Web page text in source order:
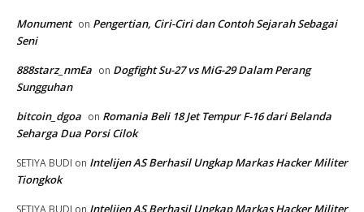
Monument on Pengertian, Ciri-Ciri dan Contoh Sejarah Sebagai
Seni
888starz_nmEa on Dogfight Su-27 vs MiG-29 Dalam Perang
Sungguhan
bitcoin_dgoa on Romania Beli 18 Jet Tempur F-16 dari Belanda
Seharga Dua Porsi Cilok
SETIYA BUDI on Intelijen AS Berhasil Ungkap Markas Hacker Militer
Tiongkok
SETIYA BUDI on Intelijen AS Berhasil Ungkap Markas Hacker Militer